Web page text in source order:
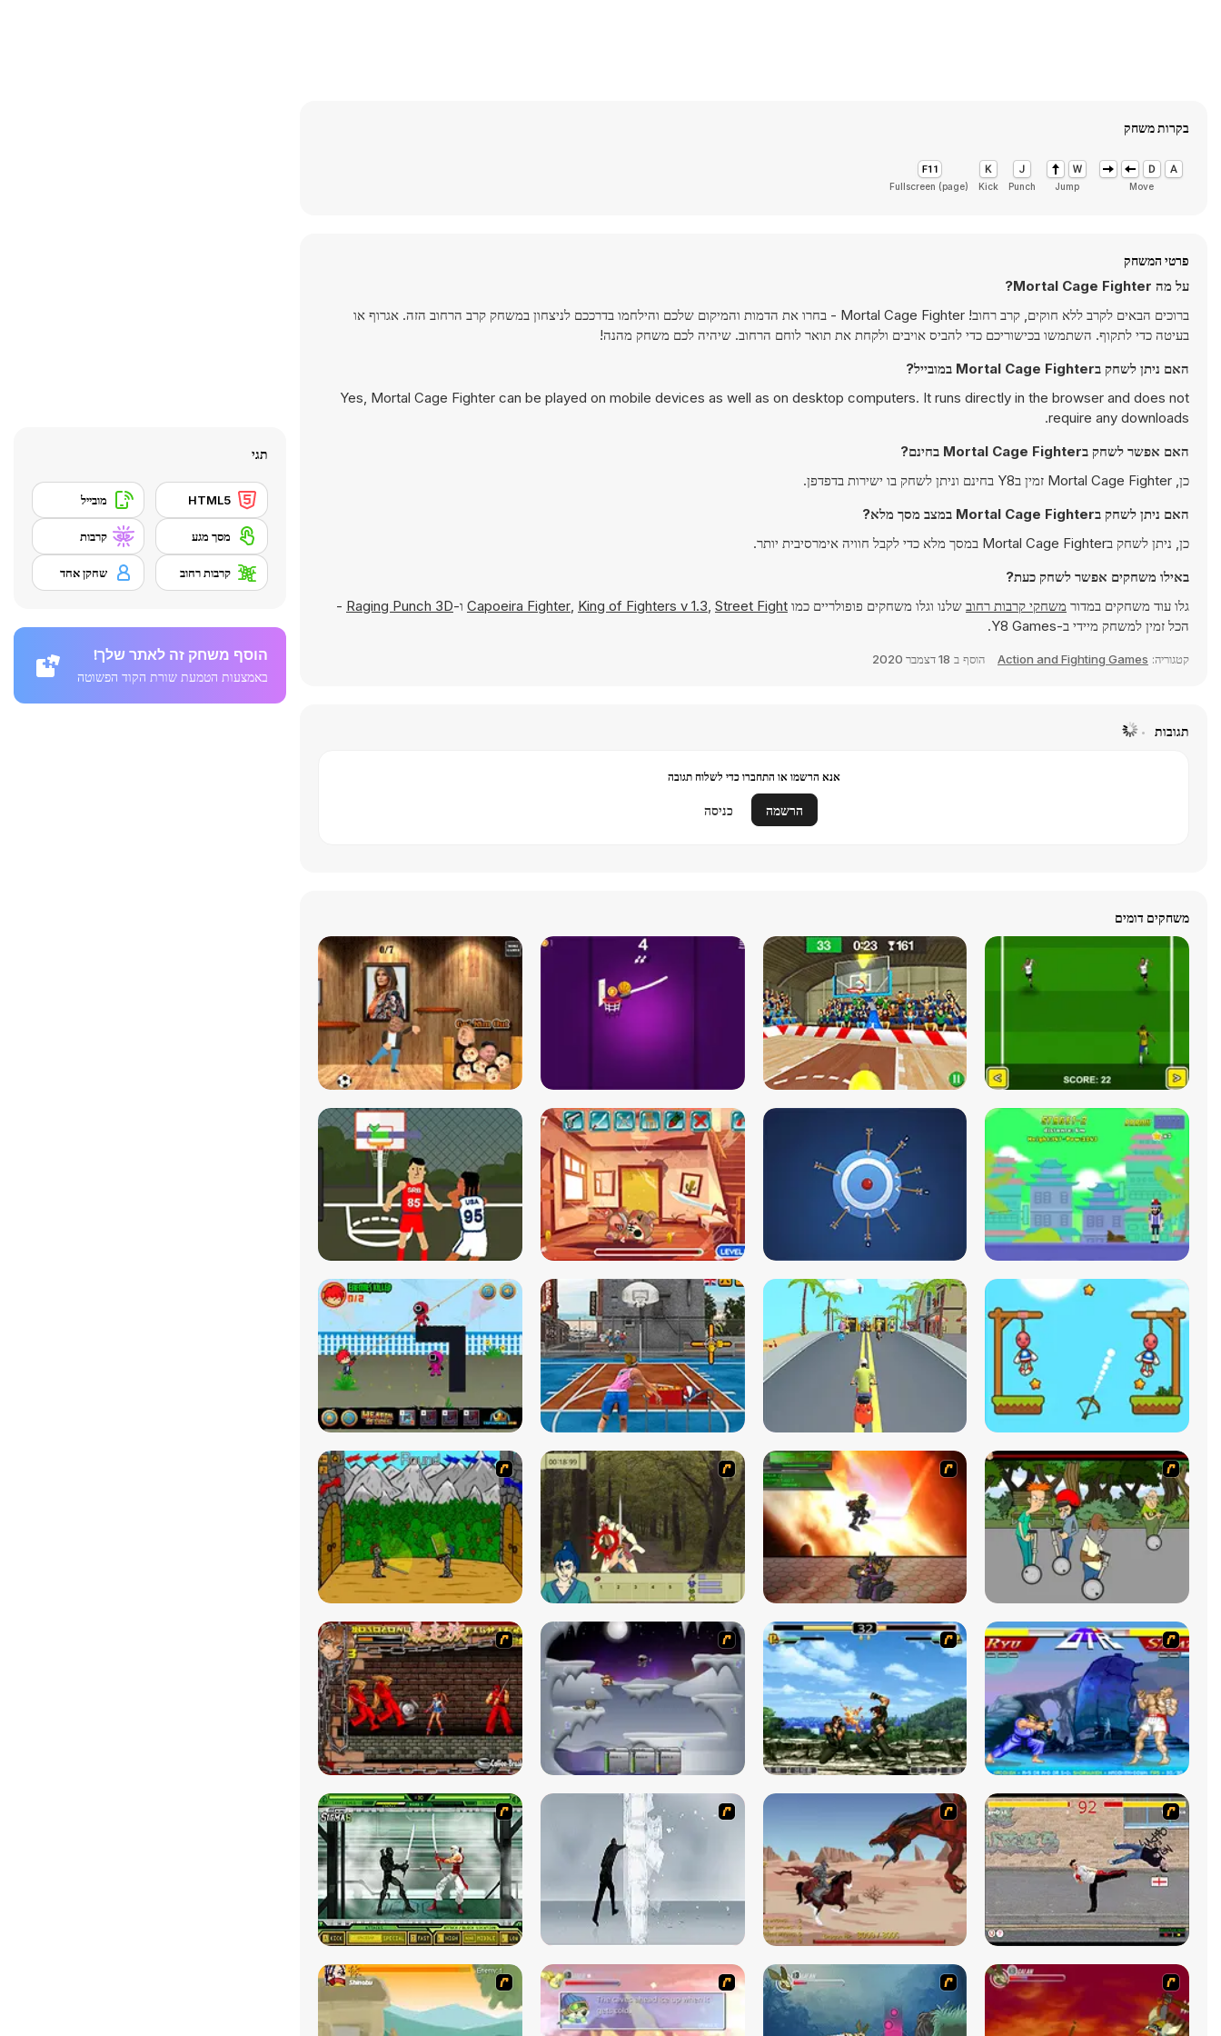
בקרות משחק
Move
Jump
Punch
Kick
Fullscreen (page)
פרטי המשחק
על מה Mortal Cage Fighter?
ברוכים הבאים לקרב ללא חוקים, קרב רחוב! Mortal Cage Fighter - בחרו את הדמות והמיקום שלכם והילחמו בדרככם לניצחון במשחק קרב הרחוב הזה. אגרוף או
בעיטה כדי לתקוף. השתמשו בכישוריכם כדי להביס אויבים ולקחת את תואר לוחם הרחוב. שיהיה לכם משחק מהנה!
האם ניתן לשחק בMortal Cage Fighter במובייל?
Yes, Mortal Cage Fighter can be played on mobile devices as well as on desktop computers. It runs directly in the browser and does not
require any downloads.
האם אפשר לשחק בMortal Cage Fighter בחינם?
כן, Mortal Cage Fighter זמין בY8 בחינם וניתן לשחק בו ישירות בדפדפן.
האם ניתן לשחק בMortal Cage Fighter במצב מסך מלא?
כן, ניתן לשחק בMortal Cage Fighter במסך מלא כדי לקבל חוויה אימרסיבית יותר.
באילו משחקים אפשר לשחק כעת?
גלו עוד משחקים במדור משחקי קרבות רחוב שלנו וגלו משחקים פופולריים כמו Capoeira Fighter, King of Fighters v 1.3, Street Fight ו-Raging Punch 3D
-
הכל זמין למשחק מיידי ב-Y8 Games.
קטגוריה: Action and Fighting Games הוסף ב 18 דצמבר 2020
תגובות
אנא הרשמו או התחברו כדי לשלוח תגובה
הרשמה כניסה
משחקים דומים
תגי
HTML5 מובייל
מסך מגע קרבות
קרבות רחוב שחקן אחד
הוסף משחק זה לאתר שלך!
באמצעות הטמעת שורת הקוד הפשוטה